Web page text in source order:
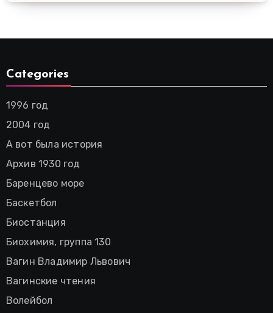
Categories
1996 год
2004 год
А вот была история
Архив 1930 год
Баренцево море
Баскетбол
Биостанция
Биохимия, группа 130
Вагин Владимир Львович
Вагинские чтения
Волейбол